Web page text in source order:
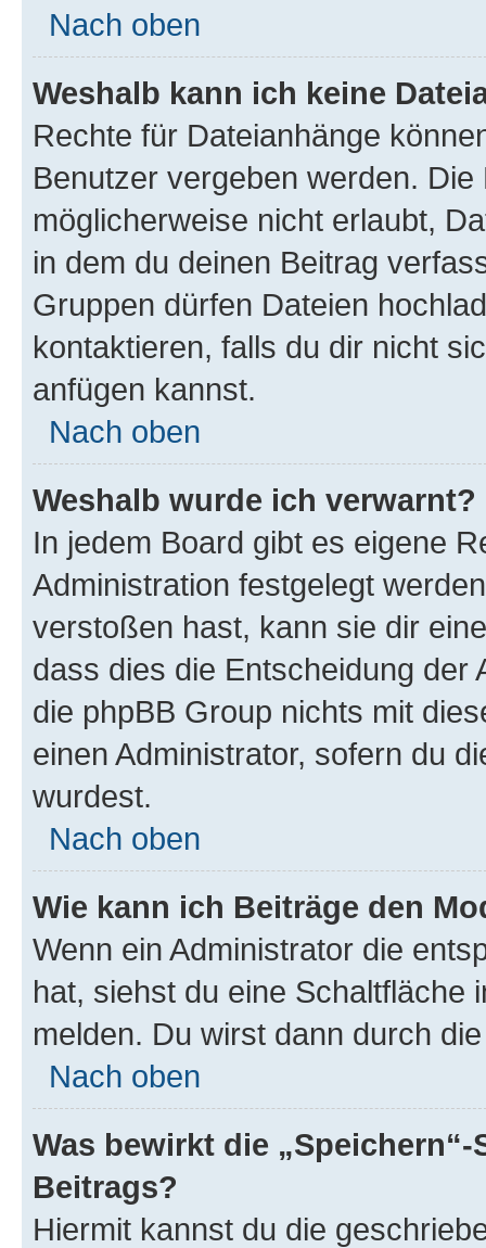
Nach oben
Weshalb kann ich keine
Rechte für Dateianhänge
Benutzer vergeben werden.
möglicherweise nicht erlaubt,
in dem du deinen Beitrag
Gruppen dürfen Dateien
kontaktieren, falls du dir nicht
anfügen kannst.
Nach oben
Weshalb wurde ich verwarnt?
In jedem Board gibt es eigene
Administration festgelegt
verstoßen hast, kann sie dir
dass dies die Entscheidung der
die phpBB Group nichts mit
einen Administrator, sofern du
wurdest.
Nach oben
Wie kann ich Beiträge den
Wenn ein Administrator die
hat, siehst du eine Schaltfläche
melden. Du wirst dann durch
Nach oben
Was bewirkt die
Beitrags?
Hiermit kannst du die